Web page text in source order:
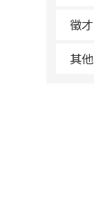
徵才
其他